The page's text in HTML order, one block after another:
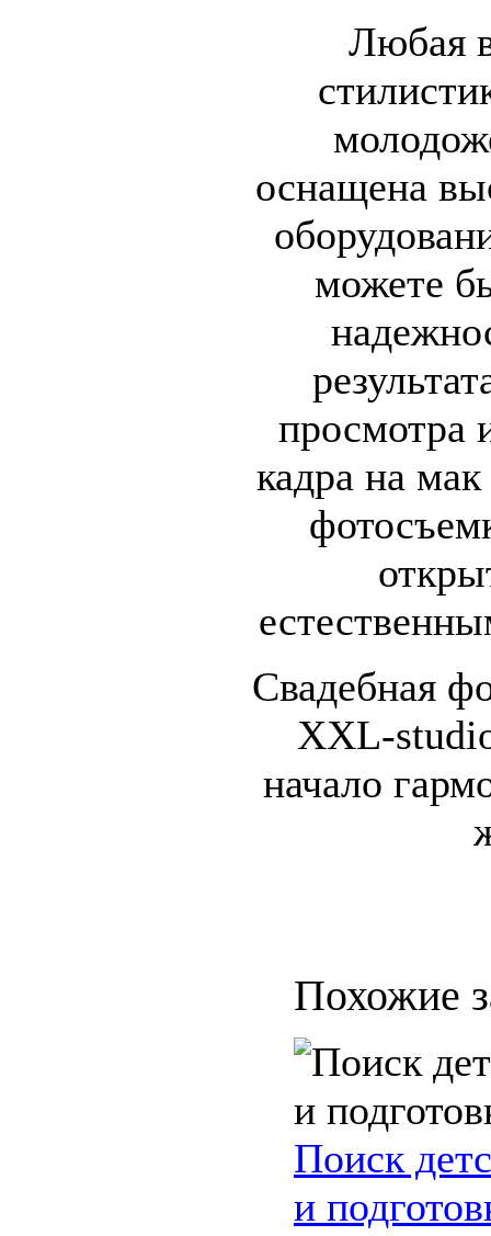
Любая
оснащена
можете
просмотра
кадра на
Свадебная
XXL-
начало
Похожие
Поиск
и